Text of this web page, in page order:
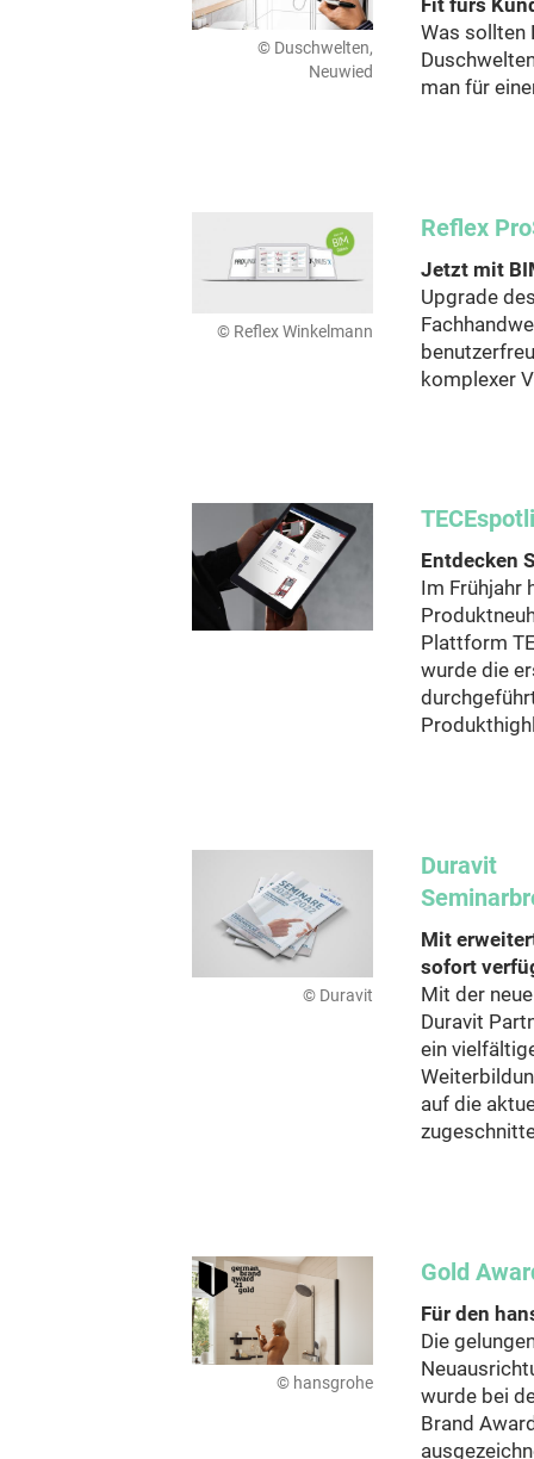
© Duschwelten,
Neuwied
Fit fürs
Was sollten
man für
© Reflex Winkelmann
Reflex
Jetzt mit
Upgrade
komplexer
Entdecken
Im Frühjahr
Plattform
wurde die
© Duravit
Duravit
Mit
sofort
Mit der
Duravit
ein
auf die
© hansgrohe
Gold
Für den
Die
wurde bei
Brand